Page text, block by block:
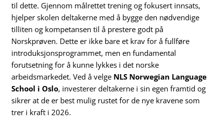
til dette. Gjennom målrettet trening og fokusert innsats,
hjelper skolen deltakerne med å bygge den nødvendige
tilliten og kompetansen til å prestere godt på
Norskprøven. Dette er ikke bare et krav for å fullføre
introduksjonsprogrammet, men en fundamental
forutsetning for å kunne lykkes i det norske
arbeidsmarkedet. Ved å velge NLS Norwegian Language
School i Oslo, investerer deltakerne i sin egen framtid og
sikrer at de er best mulig rustet for de nye kravene som
trer i kraft i 2026.